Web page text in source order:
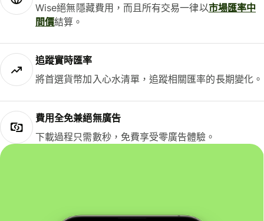
Wise絕無隱藏費用，而且所有交易一律以市場匯率中
間價結算。
追蹤實時匯率
將首選貨幣加入心水清單，追蹤相關匯率的長期變化。
費用全免兼絕無廣告
下載過程只需數秒，免費享受零廣告體驗。